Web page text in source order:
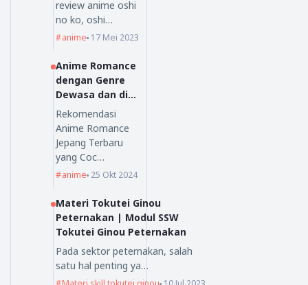
review anime oshi
no ko, oshi…
anime 17 Mei 2023
Anime Romance
dengan Genre
Dewasa dan di
Sukai Oleh
Orang Dewasa
Rekomendasi
Anime Romance
Jepang Terbaru
yang Coc…
anime 25 Okt 2024
Materi Tokutei Ginou
Peternakan | Modul SSW
Tokutei Ginou Peternakan
Pada sektor peternakan, salah
satu hal penting ya…